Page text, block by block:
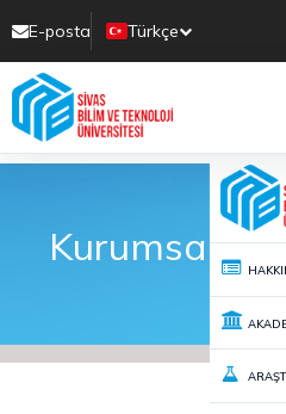
E-posta
Türkçe
Kurumsal